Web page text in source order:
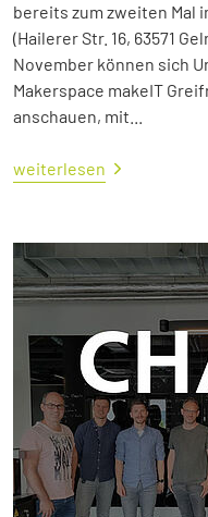
bereits zum zweiten Mal
(Hailerer Str. 16, 63571
November können sich
Makerspace makeIT
anschauen, mit...
weiterlesen